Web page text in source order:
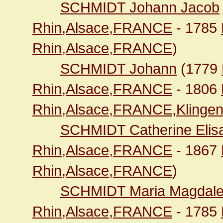
SCHMIDT Johann Jacob
Rhin,Alsace,FRANCE - 1785
Rhin,Alsace,FRANCE)
SCHMIDT Johann (1779
Rhin,Alsace,FRANCE - 1806
SCHMIDT Catherine
Rhin,Alsace,FRANCE - 1867
Rhin,Alsace,FRANCE)
SCHMIDT Maria
Rhin,Alsace,FRANCE - 1785